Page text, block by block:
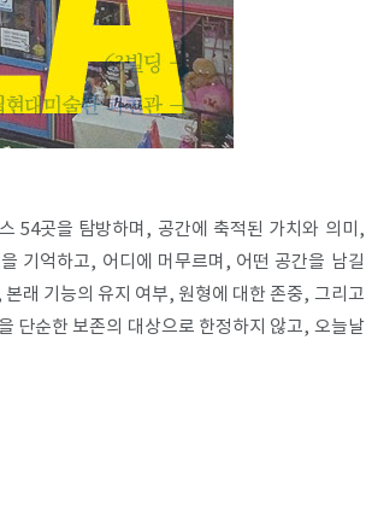
54곳을 탐방하며, 공간에 축적된 가치와 의미,
기억하고, 어디에 머무르며, 어떤 공간을 남길
래 기능의 유지 여부, 원형에 대한 존중, 그리고
단순한 보존의 대상으로 한정하지 않고, 오늘날